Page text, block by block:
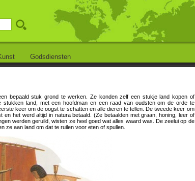
Godsdiensten
bepaald stuk grond te werken. Ze konden zelf een stukje land kopen of
land, met een hoofdman en een raad van oudsten om de orde te
keer om de oogst te schatten en alle dieren te tellen. De tweede keer om
het werd altijd in natura betaald. (Ze betaalden met graan, honing, leer of
werden geruild, wisten ze heel goed wat alles waard was. De zeelui op de
ze aan land om dat te ruilen voor eten of spullen.